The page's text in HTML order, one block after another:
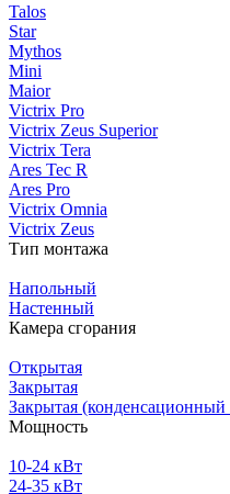
Talos
Star
Mythos
Mini
Maior
Victrix Pro
Victrix Zeus Superior
Victrix Tera
Ares Tec R
Ares Pro
Victrix Omnia
Victrix Zeus
Тип монтажа
Напольный
Настенный
Камера сгорания
Открытая
Закрытая
Закрытая (конденсационный
Мощность
10-24 кВт
24-35 кВт